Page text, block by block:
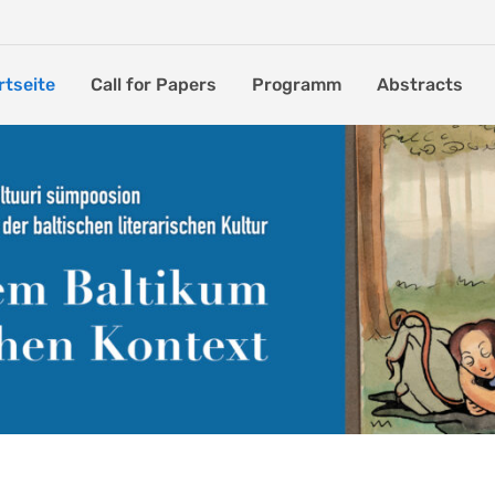
Call for Papers Programm Abstracts